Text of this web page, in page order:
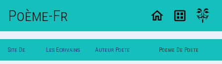
Poème-Fr
Site De Les Ecrivains Auteur Poete Poeme De Poete